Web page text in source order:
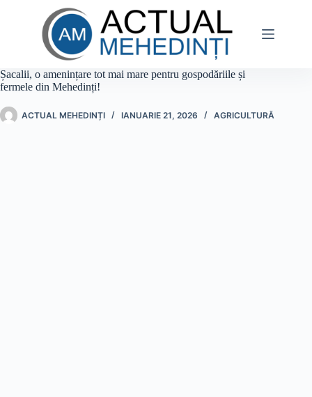
Șacalii, o amenințare tot mai mare pentru gospodăriile și
fermele din Mehedinți!
ACTUAL MEHEDINȚI IANUARIE 21, 2026 AGRICULTURĂ